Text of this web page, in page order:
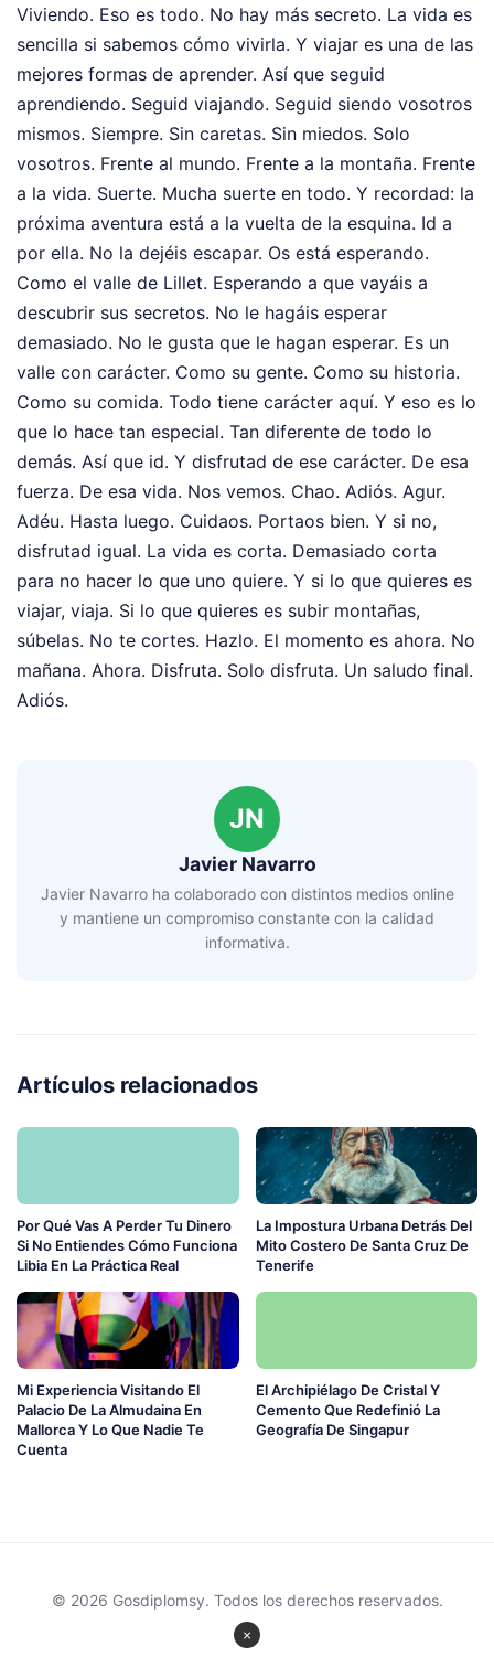
Viviendo. Eso es todo. No hay más secreto. La vida es
sencilla si sabemos cómo vivirla. Y viajar es una de las
mejores formas de aprender. Así que seguid
aprendiendo. Seguid viajando. Seguid siendo vosotros
mismos. Siempre. Sin caretas. Sin miedos. Solo
vosotros. Frente al mundo. Frente a la montaña. Frente
a la vida. Suerte. Mucha suerte en todo. Y recordad: la
próxima aventura está a la vuelta de la esquina. Id a
por ella. No la dejéis escapar. Os está esperando.
Como el valle de Lillet. Esperando a que vayáis a
descubrir sus secretos. No le hagáis esperar
demasiado. No le gusta que le hagan esperar. Es un
valle con carácter. Como su gente. Como su historia.
Como su comida. Todo tiene carácter aquí. Y eso es lo
que lo hace tan especial. Tan diferente de todo lo
demás. Así que id. Y disfrutad de ese carácter. De esa
fuerza. De esa vida. Nos vemos. Chao. Adiós. Agur.
Adéu. Hasta luego. Cuidaos. Portaos bien. Y si no,
disfrutad igual. La vida es corta. Demasiado corta
para no hacer lo que uno quiere. Y si lo que quieres es
viajar, viaja. Si lo que quieres es subir montañas,
súbelas. No te cortes. Hazlo. El momento es ahora. No
mañana. Ahora. Disfruta. Solo disfruta. Un saludo final.
Adiós.
JN
Javier Navarro
Javier Navarro ha colaborado con distintos medios online
y mantiene un compromiso constante con la calidad
informativa.
Artículos relacionados
Por Qué Vas A Perder Tu Dinero
Si No Entiendes Cómo Funciona
Libia En La Práctica Real
La Impostura Urbana Detrás Del
Mito Costero De Santa Cruz De
Tenerife
Mi Experiencia Visitando El
Palacio De La Almudaina En
Mallorca Y Lo Que Nadie Te
Cuenta
El Archipiélago De Cristal Y
Cemento Que Redefinió La
Geografía De Singapur
×
© 2026 Gosdiplomsy. Todos los derechos reservados.